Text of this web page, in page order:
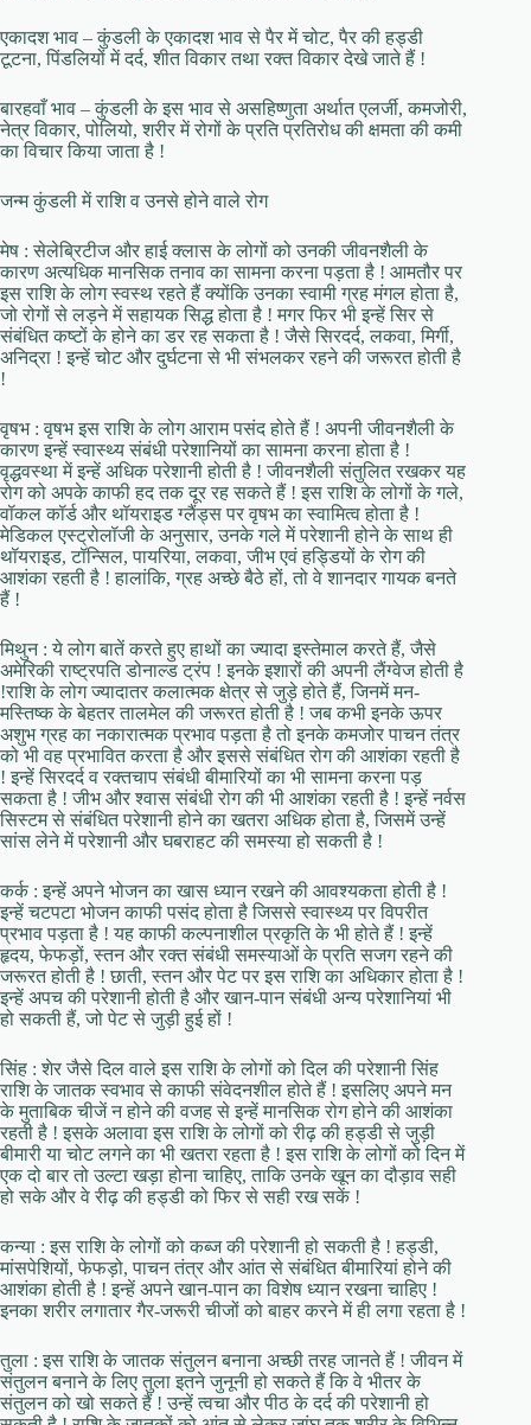
एकादश भाव – कुंडली के एकादश भाव से पैर में चोट, पैर की हड्डी
टूटना, पिंडलियों में दर्द, शीत विकार तथा रक्त विकार देखे जाते हैं !
बारहवाँ भाव – कुंडली के इस भाव से असहिष्णुता अर्थात एलर्जी, कमजोरी,
नेत्र विकार, पोलियो, शरीर में रोगों के प्रति प्रतिरोध की क्षमता की कमी
का विचार किया जाता है !
जन्म कुंडली में राशि व उनसे होने वाले रोग
मेष : सेलेब्रिटीज और हाई क्लास के लोगों को उनकी जीवनशैली के
कारण अत्यधिक मानसिक तनाव का सामना करना पड़ता है ! आमतौर पर
इस राशि के लोग स्वस्थ रहते हैं क्योंकि उनका स्वामी ग्रह मंगल होता है,
जो रोगों से लड़ने में सहायक सिद्ध होता है ! मगर फिर भी इन्हें सिर से
संबंधित कष्टों के होने का डर रह सकता है ! जैसे सिरदर्द, लकवा, मिर्गी,
अनिद्रा ! इन्हें चोट और दुर्घटना से भी संभलकर रहने की जरूरत होती है
!
वृषभ : वृषभ इस राशि के लोग आराम पसंद होते हैं ! अपनी जीवनशैली के
कारण इन्हें स्वास्थ्य संबंधी परेशानियों का सामना करना होता है !
वृद्धवस्था में इन्हें अधिक परेशानी होती है ! जीवनशैली संतुलित रखकर यह
रोग को अपके काफी हद तक दूर रह सकते हैं ! इस राशि के लोगों के गले,
वॉकल कॉर्ड और थॉयराइड ग्लैंड्स पर वृषभ का स्वामित्व होता है !
मेडिकल एस्ट्रोलॉजी के अनुसार, उनके गले में परेशानी होने के साथ ही
थॉयराइड, टॉन्सिल, पायरिया, लकवा, जीभ एवं हड्डियों के रोग की
आशंका रहती है ! हालांकि, ग्रह अच्छे बैठे हों, तो वे शानदार गायक बनते
हैं !
मिथुन : ये लोग बातें करते हुए हाथों का ज्यादा इस्तेमाल करते हैं, जैसे
अमेरिकी राष्ट्रपति डोनाल्ड ट्रंप ! इनके इशारों की अपनी लैंग्वेज होती है
!राशि के लोग ज्यादातर कलात्मक क्षेत्र से जुड़े होते हैं, जिनमें मन-
मस्तिष्क के बेहतर तालमेल की जरूरत होती है ! जब कभी इनके ऊपर
अशुभ ग्रह का नकारात्मक प्रभाव पड़ता है तो इनके कमजोर पाचन तंत्र
को भी वह प्रभावित करता है और इससे संबंधित रोग की आशंका रहती है
! इन्हें सिरदर्द व रक्तचाप संबंधी बीमारियों का भी सामना करना पड़
सकता है ! जीभ और श्वास संबंधी रोग की भी आशंका रहती है ! इन्हें नर्वस
सिस्टम से संबंधित परेशानी होने का खतरा अधिक होता है, जिसमें उन्हें
सांस लेने में परेशानी और घबराहट की समस्या हो सकती है !
कर्क : इन्हें अपने भोजन का खास ध्यान रखने की आवश्यकता होती है !
इन्हें चटपटा भोजन काफी पसंद होता है जिससे स्वास्थ्य पर विपरीत
प्रभाव पड़ता है ! यह काफी कल्पनाशील प्रकृति के भी होते हैं ! इन्हें
हृदय, फेफड़ों, स्तन और रक्त संबंधी समस्याओं के प्रति सजग रहने की
जरूरत होती है ! छाती, स्तन और पेट पर इस राशि का अधिकार होता है !
इन्हें अपच की परेशानी होती है और खान-पान संबंधी अन्य परेशानियां भी
हो सकती हैं, जो पेट से जुड़ी हुई हों !
सिंह : शेर जैसे दिल वाले इस राशि के लोगों को दिल की परेशानी सिंह
राशि के जातक स्वभाव से काफी संवेदनशील होते हैं ! इसलिए अपने मन
के मुताबिक चीजें न होने की वजह से इन्हें मानसिक रोग होने की आशंका
रहती है ! इसके अलावा इस राशि के लोगों को रीढ़ की हड्डी से जुड़ी
बीमारी या चोट लगने का भी खतरा रहता है ! इस राशि के लोगों को दिन में
एक दो बार तो उल्टा खड़ा होना चाहिए, ताकि उनके खून का दौड़ाव सही
हो सके और वे रीढ़ की हड्डी को फिर से सही रख सकें !
कन्या : इस राशि के लोगों को कब्ज की परेशानी हो सकती है ! हड्डी,
मांसपेशियों, फेफड़ो, पाचन तंत्र और आंत से संबंधित बीमारियां होने की
आशंका होती है ! इन्हें अपने खान-पान का विशेष ध्यान रखना चाहिए !
इनका शरीर लगातार गैर-जरूरी चीजों को बाहर करने में ही लगा रहता है !
तुला : इस राशि के जातक संतुलन बनाना अच्छी तरह जानते हैं ! जीवन में
संतुलन बनाने के लिए तुला इतने जुनूनी हो सकते हैं कि वे भीतर के
संतुलन को खो सकते हैं ! उन्हें त्वचा और पीठ के दर्द की परेशानी हो